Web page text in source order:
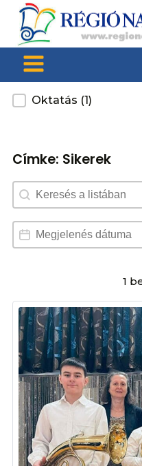
Kategoria
Oktatás (1)
Címke: Sikerek
Search content
Dátum választó
Date
1